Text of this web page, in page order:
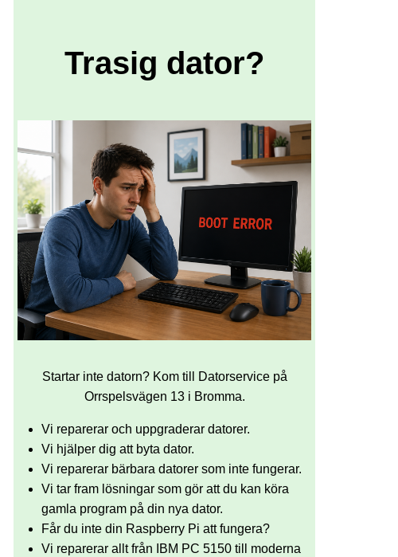
Trasig dator?
Startar inte datorn? Kom till Datorservice på
Orrspelsvägen 13 i Bromma.
Vi reparerar och uppgraderar datorer.
Vi hjälper dig att byta dator.
Vi reparerar bärbara datorer som inte fungerar.
Vi tar fram lösningar som gör att du kan köra
gamla program på din nya dator.
Får du inte din Raspberry Pi att fungera?
Vi reparerar allt från IBM PC 5150 till moderna